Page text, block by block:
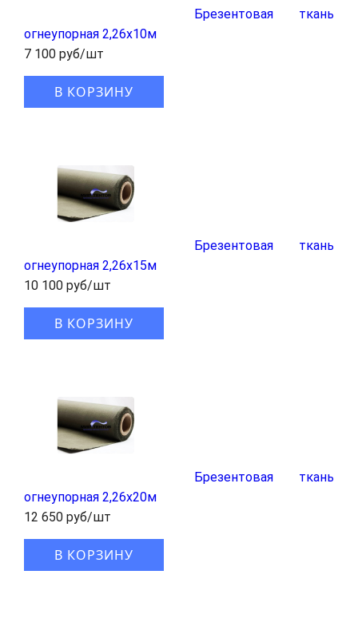
Брезентовая ткань
огнеупорная 2,26x10м
7 100 руб/шт
В КОРЗИНУ
Брезентовая ткань
огнеупорная 2,26x15м
10 100 руб/шт
В КОРЗИНУ
Брезентовая ткань
огнеупорная 2,26x20м
12 650 руб/шт
В КОРЗИНУ